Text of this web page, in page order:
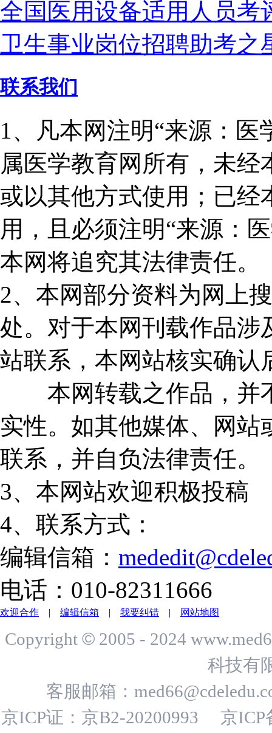
全国医用设备适用人员考
卫生事业岗位招聘助考之
联系我们
1、凡本网注明“来源：
属医学教育网所有，未
或以其他方式使用；已经
用，且必须注明“来源：
本网将追究其法律责任。
2、本网部分资料为网上
处。对于本网刊载作品涉
站联系，本网站核实确认
本网转载之作品，并
实性。如其他媒体、网
联系，并自负法律责任。
3、本网站欢迎积极投稿
4、联系方式：
编辑信箱：
电话：010-82311666
欢迎合作 | 编辑信箱 | 我要纠错 | 网站地图
Copyright © 2005 - 2024
科技有
客服邮箱：
京ICP证：京B2-20200993
京ICP